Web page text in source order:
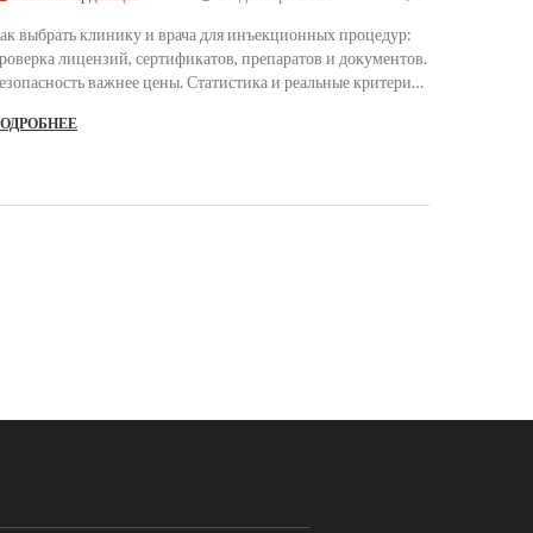
выбрать клинику и врача для инъекционных процедур:
лицензий, сертификатов, препаратов и документов.
важнее цены. Статистика и реальные критерии